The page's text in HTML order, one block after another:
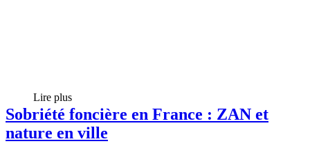
Lire plus
Sobriété foncière en France : ZAN et
nature en ville